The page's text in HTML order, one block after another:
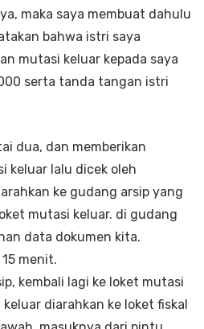
maka saya membuat dahulu
bahwa istri saya
mutasi keluar kepada saya
serta tanda tangan istri
dua, dan memberikan
keluar lalu dicek oleh
ke gudang arsip yang
mutasi keluar. di gudang
data dokumen kita.
menit.
kembali lagi ke loket mutasi
diarahkan ke loket fiskal